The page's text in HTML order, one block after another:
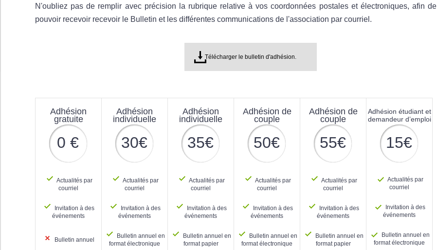
N'oubliez pas de remplir avec précision la rubrique relative à vos coordonnées postales et électroniques, afin de
pouvoir recevoir recevoir le Bulletin et les différentes communications de l'association par courriel.
Télécharger le bulletin d'adhésion.
Adhésion
gratuite
0 €
Actualités par
courriel
Invitation à des
événements
Bulletin annuel
Adhésion
individuelle
30€
Actualités par
courriel
Invitation à des
événements
Bulletin annuel en
format électronique
Adhésion
individuelle
35€
Actualités par
courriel
Invitation à des
événements
Bulletin annuel en
format papier
Adhésion de
couple
50€
Actualités par
courriel
Invitation à des
événements
Bulletin annuel en
format électronique
Adhésion de
couple
55€
Actualités par
courriel
Invitation à des
événements
Bulletin annuel en
format papier
Adhésion étudiant et
demandeur d’emploi
15€
Actualités par
courriel
Invitation à des
événements
Bulletin annuel en
format électronique